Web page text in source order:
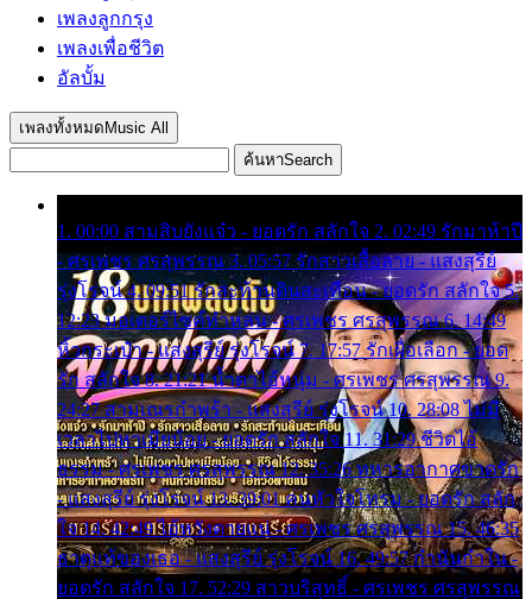
เพลงลูกกรุง
เพลงเพื่อชีวิต
อัลบั้ม
เพลงทั้งหมด Music All
ค้นหาSearch
1. 00:00 สามสิบยังแจ๋ว - ยอดรัก สลักใจ 2. 02:49 รักมาห้าปี
- ศรเพชร ศรสุพรรณ 3. 05:57 รักสาวเสื้อลาย - แสงสุรีย์
รุ่งโรจน์ 4. 09:51 รักสะท้านดินสะเทือน - ยอดรัก สลักใจ 5.
12:23 มอเตอร์ไซค์ทำหล่น - ศรเพชร ศรสุพรรณ 6. 14:49
หิ้วกระเป๋า - แสงสุรีย์ รุ่งโรจน์ 7. 17:57 รักเผื่อเลือก - ยอด
รัก สลักใจ 8. 21:21 น้ำตาไอ้หนุ่ม - ศรเพชร ศรสุพรรณ 9.
24:27 สามเณรกำพร้า - แสงสุรีย์ รุ่งโรจน์ 10. 28:08 ไม่มี
เวลาไปหาเมียน้อย - ยอดรัก สลักใจ 11. 31:29 ชีวิตไอ้
ธรรม - ศรเพชร ศรสุพรรณ 12. 35:26 ทหารอากาศขาดรัก
- แสงสุรีย์ รุ่งโรจน์ 13. 39:01 คนหัวใจโทรม - ยอดรัก สลัก
ใจ 14. 42:49 ไอ้หวังตายแน่ - ศรเพชร ศรสุพรรณ 15. 46:35
ธาตุแท้ของเธอ - แสงสุรีย์ รุ่งโรจน์ 16. 49:57 กำนันกำใน -
ยอดรัก สลักใจ 17. 52:29 สาวบริสุทธิ์ - ศรเพชร ศรสุพรรณ